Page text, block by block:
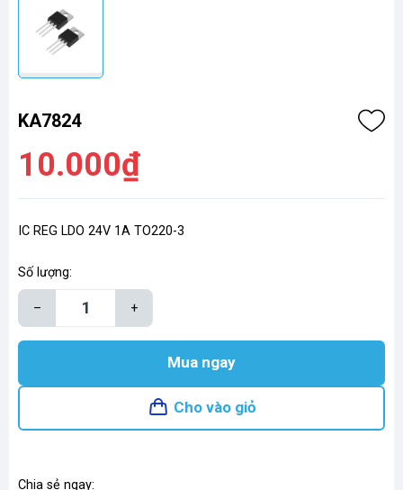
KA7824
10.000₫
IC REG LDO 24V 1A TO220-3
Số lượng:
– +
Mua ngay
Cho vào giỏ
Chia sẻ ngay: